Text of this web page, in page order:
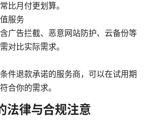
比月付更划算。
服务
广告拦截、恶意网站防护、云备份等
对比实际需求。
件退款承诺的服务商，可以在试用期
合你的需求。
法律与合规注意